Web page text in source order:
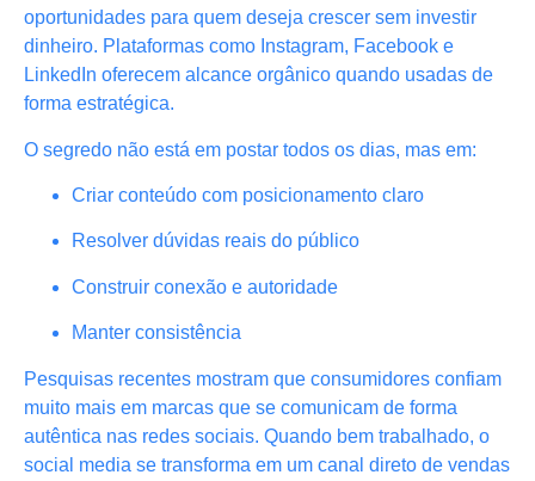
oportunidades para quem deseja crescer sem investir
dinheiro. Plataformas como Instagram, Facebook e
LinkedIn oferecem alcance orgânico quando usadas de
forma estratégica.
O segredo não está em postar todos os dias, mas em:
Criar conteúdo com posicionamento claro
Resolver dúvidas reais do público
Construir conexão e autoridade
Manter consistência
Pesquisas recentes mostram que consumidores confiam
muito mais em marcas que se comunicam de forma
autêntica nas redes sociais. Quando bem trabalhado, o
social media se transforma em um canal direto de vendas